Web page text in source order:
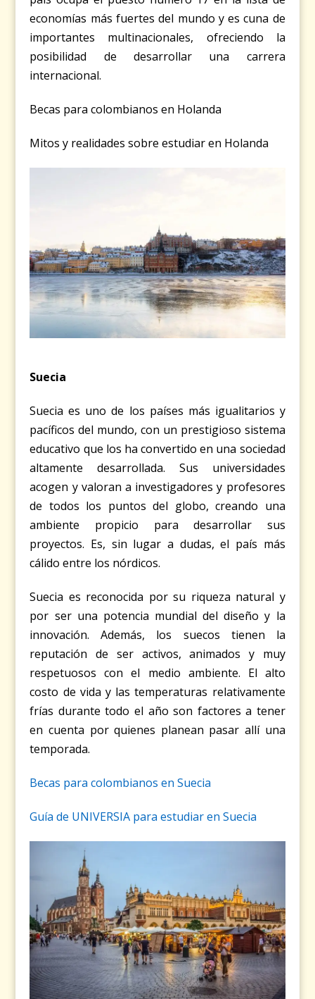
economías más fuertes del mundo y es cuna de
importantes multinacionales, ofreciendo la
posibilidad de desarrollar una carrera
internacional.
Becas para colombianos en Holanda
Mitos y realidades sobre estudiar en Holanda
Suecia
Suecia es uno de los países más igualitarios y
pacíficos del mundo, con un prestigioso sistema
educativo que los ha convertido en una sociedad
altamente desarrollada. Sus universidades
acogen y valoran a investigadores y profesores
de todos los puntos del globo, creando una
ambiente propicio para desarrollar sus
proyectos. Es, sin lugar a dudas, el país más
cálido entre los nórdicos.
Suecia es reconocida por su riqueza natural y
por ser una potencia mundial del diseño y la
innovación. Además, los suecos tienen la
reputación de ser activos, animados y muy
respetuosos con el medio ambiente. El alto
costo de vida y las temperaturas relativamente
frías durante todo el año son factores a tener
en cuenta por quienes planean pasar allí una
temporada.
Becas para colombianos en Suecia
Guía de UNIVERSIA para estudiar en Suecia